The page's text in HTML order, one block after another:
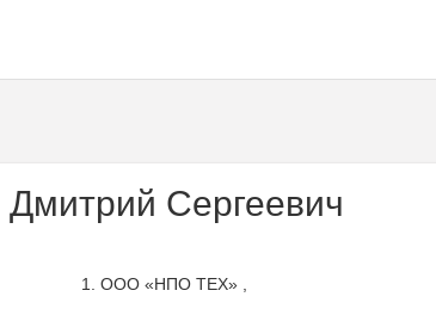
Дмитрий Сергеевич
ООО «НПО ТЕХ» ,